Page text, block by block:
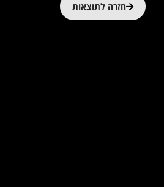
חזרה לתוצאות